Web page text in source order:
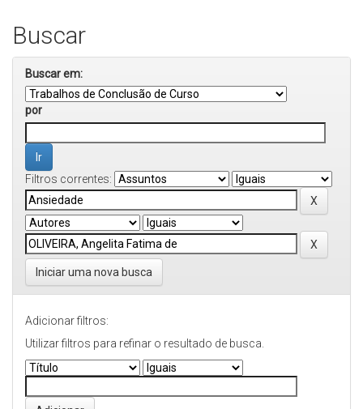
Buscar
Buscar em:
por
Filtros correntes:
Iniciar uma nova busca
Adicionar filtros:
Utilizar filtros para refinar o resultado de busca.